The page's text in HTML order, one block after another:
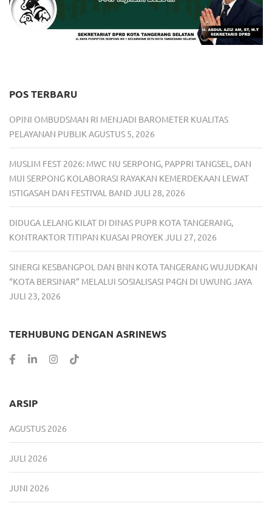
POS TERBARU
OPINI OMBUDSMAN RI MENJADI BAROMETER KUALITAS
PELAYANAN PUBLIK AGUSTUS 5, 2026
MUSLIM FEST 2026: MWC NU SERPONG, PAPPRI TANGSEL, DAN
MUI SERPONG KOLABORASI RAYAKAN KEMERDEKAAN LEWAT
ISTIGASAH DAN FESTIVAL BAND JULI 28, 2026
DIDUGA LELANG KILAT DI DINAS PUPR KOTA TANGERANG,
KONTRAKTOR TITIPAN KUASAI PROYEK JULI 27, 2026
SINERGI KESBANGPOL DAN BNN KOTA TANGERANG WUJUDKAN
“KOTA BERSINAR” MELALUI SOSIALISASI P4GN DI UWUNG JAYA
JULI 23, 2026
TERHUBUNG DENGAN ASRINEWS
ARSIP
AGUSTUS 2026
JULI 2026
JUNI 2026